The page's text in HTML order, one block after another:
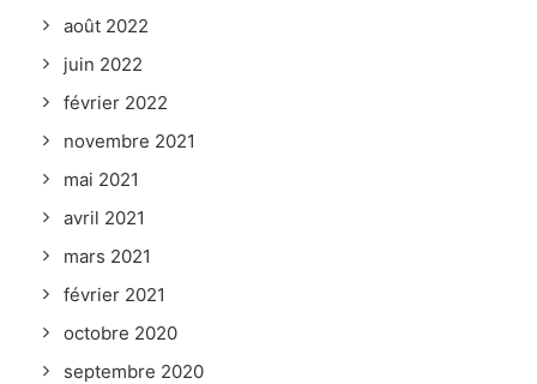
août 2022
juin 2022
février 2022
novembre 2021
mai 2021
avril 2021
mars 2021
février 2021
octobre 2020
septembre 2020